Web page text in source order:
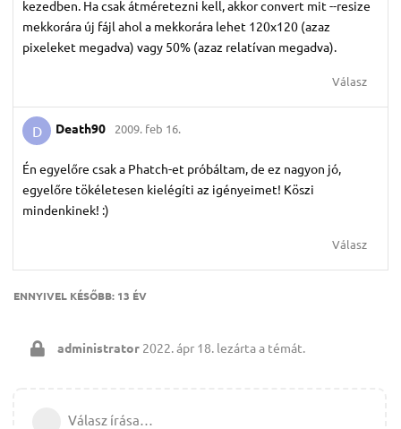
kezedben. Ha csak átméretezni kell, akkor convert mit --resize
mekkorára új fájl ahol a mekkorára lehet 120x120 (azaz
pixeleket megadva) vagy 50% (azaz relatívan megadva).
Válasz
D Death90 2009. feb 16.
Én egyelőre csak a Phatch-et próbáltam, de ez nagyon jó,
egyelőre tökéletesen kielégíti az igényeimet! Köszi
mindenkinek! :)
Válasz
ENNYIVEL KÉSŐBB: 13 ÉV
administrator 2022. ápr 18. lezárta a témát.
Válasz írása…